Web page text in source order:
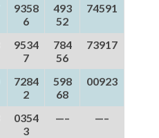
9358
6
493
52
74591
9534
7
784
56
73917
7284
2
598
68
00923
0354
3
—– —–